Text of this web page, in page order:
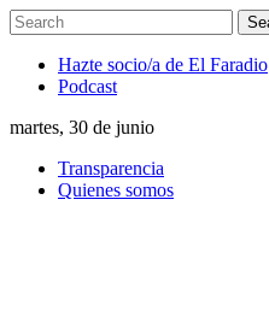
Hazte socio/a de El Faradio
Podcast
martes, 30 de junio
Transparencia
Quienes somos